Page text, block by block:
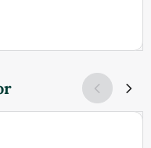
niet zichtbaar